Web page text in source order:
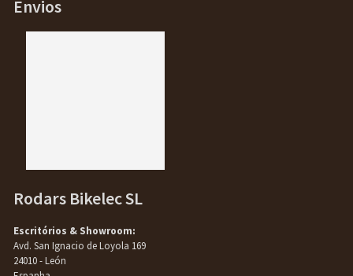
Envios
Rodars Bikelec SL
Escritórios & Showroom:
Avd. San Ignacio de Loyola 169
24010 - León